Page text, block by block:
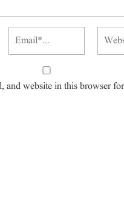
and website in this browser